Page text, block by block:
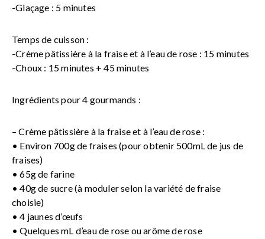
-Glaçage : 5 minutes
Temps de cuisson :
-Crème pâtissière à la fraise et à l’eau de rose : 15 minutes
-Choux : 15 minutes + 45 minutes
Ingrédients pour 4 gourmands :
– Crème pâtissière à la fraise et à l’eau de rose :
• Environ 700g de fraises (pour obtenir 500mL de jus de
fraises)
• 65g de farine
• 40g de sucre (à moduler selon la variété de fraise
choisie)
• 4 jaunes d’œufs
• Quelques mL d’eau de rose ou arôme de rose